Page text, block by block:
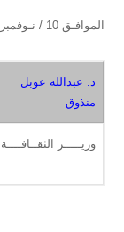
الموافـق 10 / نـوفمبر /2013م
د. عبدالله عوبل
منذوق
وزيـــــر الثقــافــــة